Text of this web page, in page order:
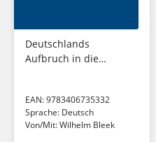
Deutschlands
Aufbruch in die
EAN:9783406735332
Sprache: Deutsch
Von/Mit:Wilhelm Bleek